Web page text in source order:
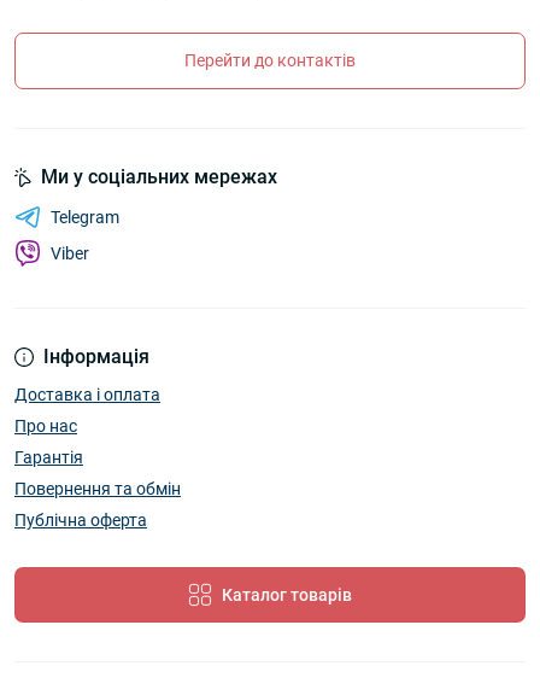
Перейти до контактів
Інформація
Доставка і оплата
Про нас
Гарантія
Повернення та обмін
Публічна оферта
Каталог товарів
Ми у соціальних мережах
Telegram
Viber